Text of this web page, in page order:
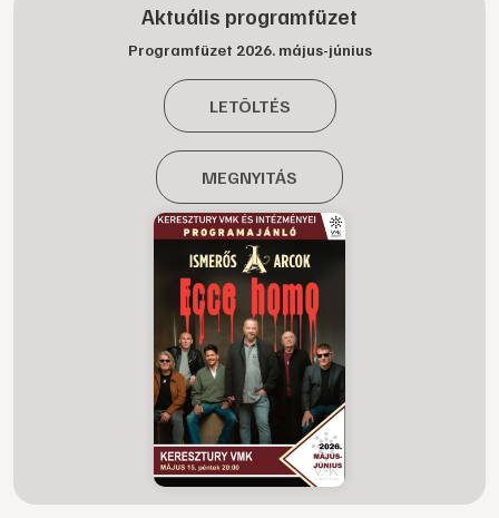
Aktuális programfüzet
Programfüzet 2026. május-június
LETÖLTÉS
MEGNYITÁS